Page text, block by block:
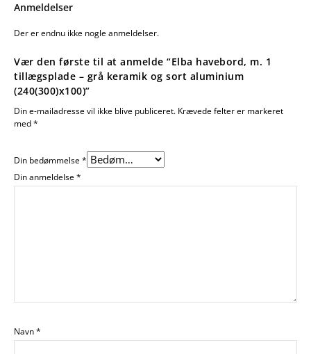
Anmeldelser
Der er endnu ikke nogle anmeldelser.
Vær den første til at anmelde “Elba havebord, m. 1
tillægsplade – grå keramik og sort aluminium
(240(300)x100)”
Din e-mailadresse vil ikke blive publiceret. Krævede felter er markeret
med*
Din bedømmelse*
Din anmeldelse*
Navn*